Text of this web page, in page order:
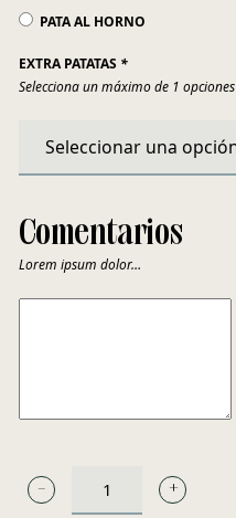
PATA AL HORNO
EXTRA PATATAS *
Selecciona un máximo de 1 opciones
Comentarios
Lorem ipsum dolor…
BAGUETTE